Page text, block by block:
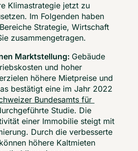
Klimastrategie jetzt zu
Im Folgenden haben
Strategie, Wirtschaft
zusammengetragen.
Marktstellung: Gebäude
und hoher
höhere Mietpreise und
bestätigt eine im Jahr 2022
Bundesamts für
Studie. Die
einer Immobilie steigt mit
Durch die verbesserte
höhere Kaltmieten